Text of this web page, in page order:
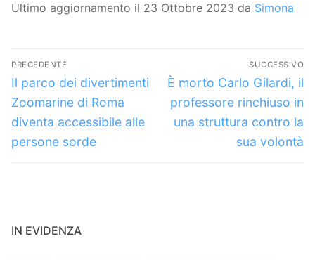
Ultimo aggiornamento il 23 Ottobre 2023 da Simona
Navigazione
articoli
PRECEDENTE
Articolo
precedente:
Il parco dei divertimenti
Zoomarine di Roma
diventa accessibile alle
persone sorde
SUCCESSIVO
Articolo
successivo:
È morto Carlo Gilardi, il
professore rinchiuso in
una struttura contro la
sua volontà
IN EVIDENZA